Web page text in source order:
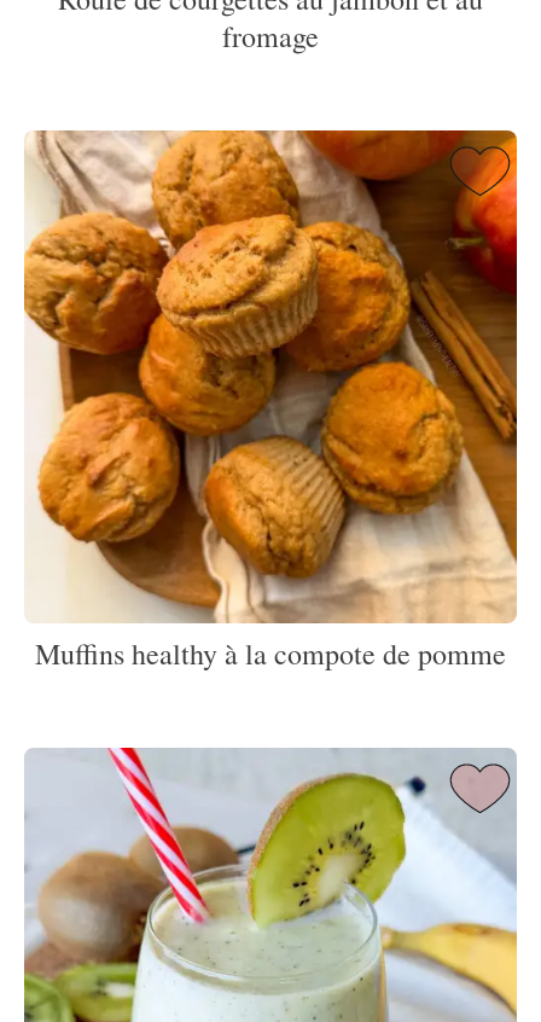
fromage
Muffins healthy à la compote de pomme